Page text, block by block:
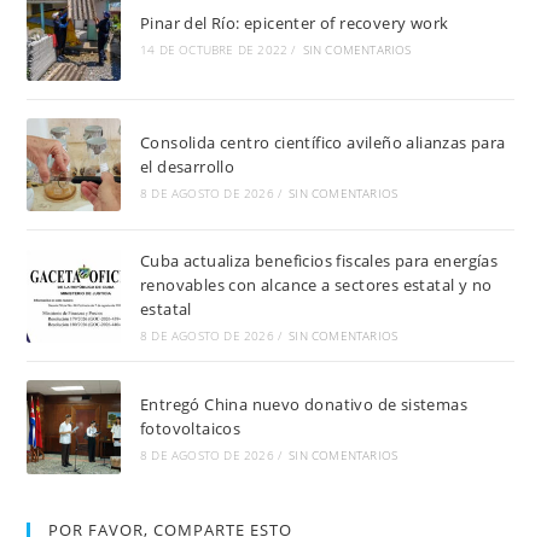
Pinar del Río: epicenter of recovery work
14 DE OCTUBRE DE 2022 / SIN COMENTARIOS
Consolida centro científico avileño alianzas para
el desarrollo
8 DE AGOSTO DE 2026 / SIN COMENTARIOS
Cuba actualiza beneficios fiscales para energías
renovables con alcance a sectores estatal y no
estatal
8 DE AGOSTO DE 2026 / SIN COMENTARIOS
Entregó China nuevo donativo de sistemas
fotovoltaicos
8 DE AGOSTO DE 2026 / SIN COMENTARIOS
POR FAVOR, COMPARTE ESTO